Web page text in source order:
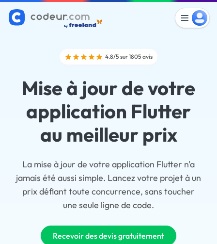
4.8/5 sur 1805 avis
Mise à jour de votre
application Flutter
au meilleur prix
La mise à jour de votre application Flutter n'a
jamais été aussi simple. Lancez votre projet à un
prix défiant toute concurrence, sans toucher
une seule ligne de code.
Recevoir des devis gratuitement